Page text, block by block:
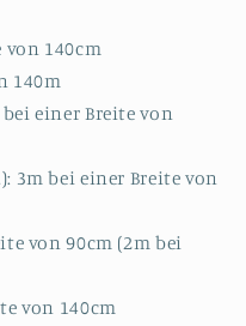
140cm
140m
einer Breite von
3m bei einer Breite von
von 90cm (2m bei
von 140cm